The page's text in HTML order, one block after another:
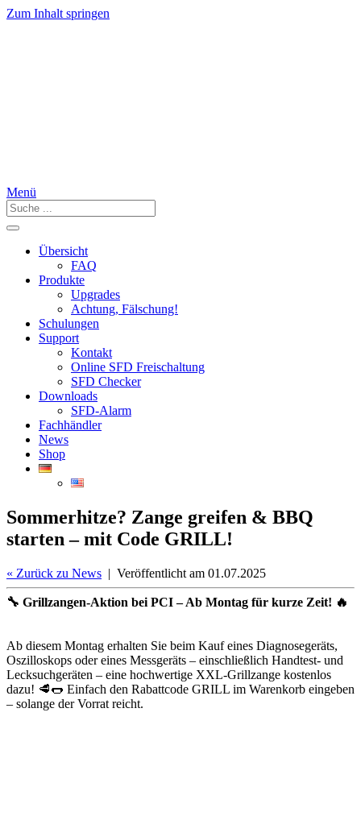
Zum Inhalt springen
Menü
Übersicht
FAQ
Produkte
Upgrades
Achtung, Fälschung!
Schulungen
Support
Kontakt
Online SFD Freischaltung
SFD Checker
Downloads
SFD-Alarm
Fachhändler
News
Shop
Sommerhitze? Zange greifen & BBQ
starten – mit Code GRILL!
« Zurück zu News | Veröffentlicht am 01.07.2025
🔧 Grillzangen-Aktion bei PCI – Ab Montag für kurze Zeit! 🔥
Ab diesem Montag erhalten Sie beim Kauf eines Diagnosegeräts,
Oszilloskops oder eines Messgeräts – einschließlich Handtest- und
Lecksuchgeräten – eine hochwertige XXL‑Grillzange kostenlos
dazu! 🥩🌭 Einfach den Rabattcode GRILL im Warenkorb eingeben
– solange der Vorrat reicht.